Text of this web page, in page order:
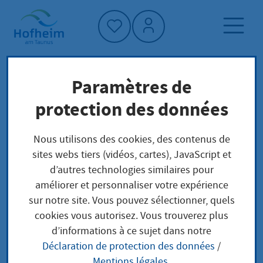
Accueil"
Page d'accueil
Trouver un service
Préoccupations locales
Beratung und Beistandschaft bei der
Feststellung der Vaterschaft
Beratung und
Beistandschaft bei der
Paramètres de
protection des données
Nous utilisons des cookies, des contenus de
sites webs tiers (vidéos, cartes), JavaScript et
d’autres technologies similaires pour
améliorer et personnaliser votre expérience
sur notre site. Vous pouvez sélectionner, quels
cookies vous autorisez. Vous trouverez plus
d’informations à ce sujet dans notre
Déclaration de protection des données /